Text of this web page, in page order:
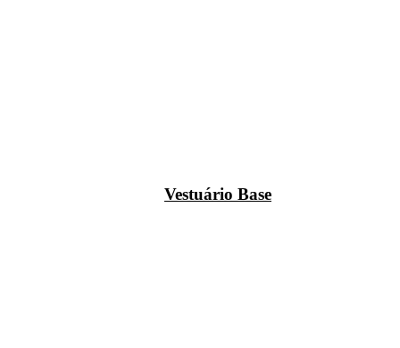
Vestuário Base